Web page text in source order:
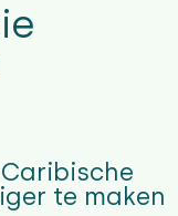
te maken